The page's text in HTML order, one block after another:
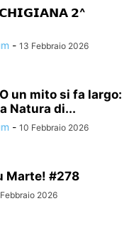
𝟮^
- 13 Febbraio 2026
un mito si fa largo:
Natura di...
- 10 Febbraio 2026
Marte! #278
2026